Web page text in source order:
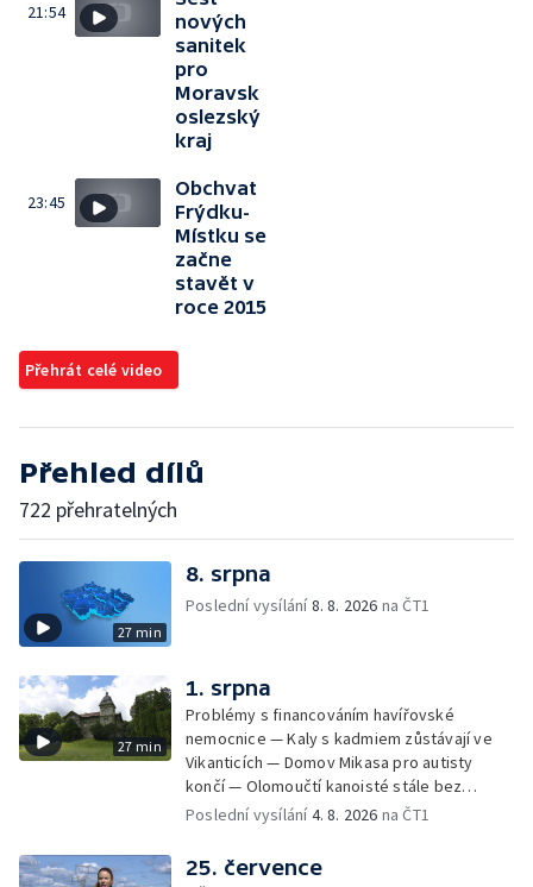
21:54
nových
sanitek
pro
Moravsk
oslezský
kraj
23:45
Obchvat
Frýdku-
Místku se
začne
stavět v
roce 2015
Přehrát celé video
Přehled dílů
722 přehratelných
27 min
8. srpna
Poslední vysílání8. 8. 2026 na ČT1
27 min
1. srpna
Problémy s financováním havířovské
nemocnice — Kaly s kadmiem zůstávají ve
Vikanticích — Domov Mikasa pro autisty
končí — Olomoučtí kanoisté stále bez
cvičného kanálu — Tereza Kneblová je
Nové využití pro Hückelovy vily — Nové
varhany v Rudě u Rýmařova
Poslední vysílání4. 8. 2026 na ČT1
25. července